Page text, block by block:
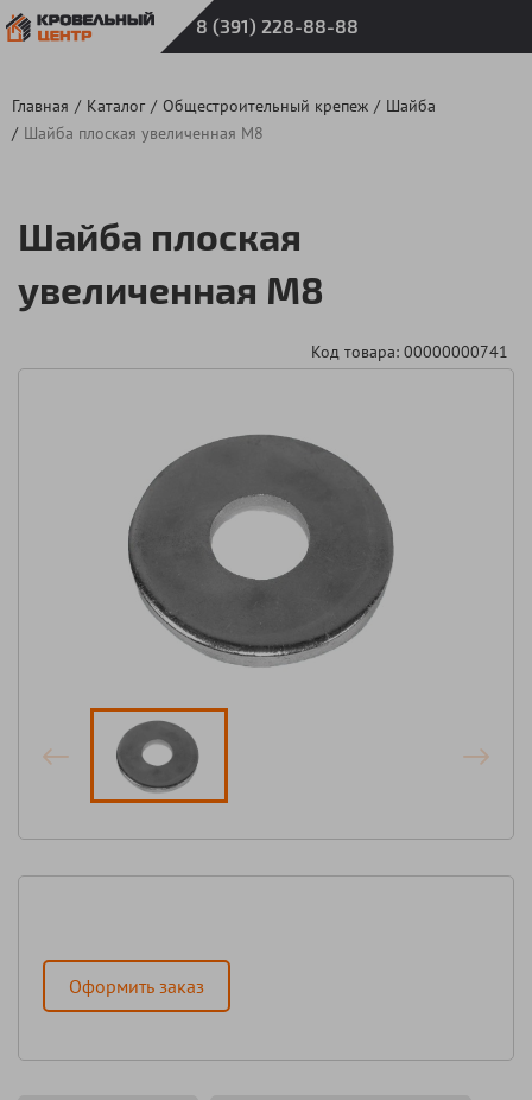
8 (391) 228-88-88
Главная Каталог Общестроительный крепеж
Шайба
Шайба плоская увеличенная М8
Шайба плоская
увеличенная М8
Код товара: 00000000741
Оформить заказ